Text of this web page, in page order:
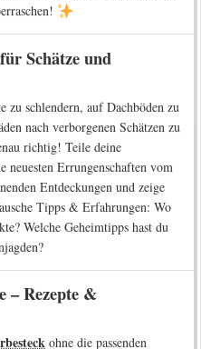
Schätze und
zu schlendern, auf Dachböden zu
nach verborgenen Schätzen zu
richtig! Teile deine
neuesten Errungenschaften vom
Entdeckungen und zeige
Tipps & Erfahrungen: Wo
Welche Geheimtipps hast du
– Rezepte &
ohne die passenden